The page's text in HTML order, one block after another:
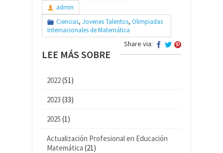
admin
Ciencias, Jovenes Talentos, Olimpiadas
Internacionales de Matemática
Share via:
LEE MÁS SOBRE
2022(51)
2023 (33)
2025 (1)
Actualización Profesional en Educación
Matemática (21)